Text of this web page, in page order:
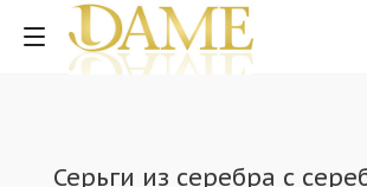
Серьги из серебра c